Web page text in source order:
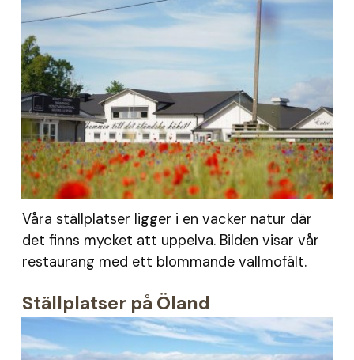
Våra ställplatser ligger i en vacker natur där
det finns mycket att uppelva. Bilden visar vår
restaurang med ett blommande vallmofält.
Ställplatser på Öland